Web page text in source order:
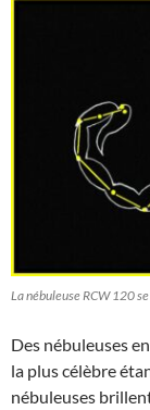
La nébuleuse RCW 120
Des nébuleuses
la plus célèbre
nébuleuses